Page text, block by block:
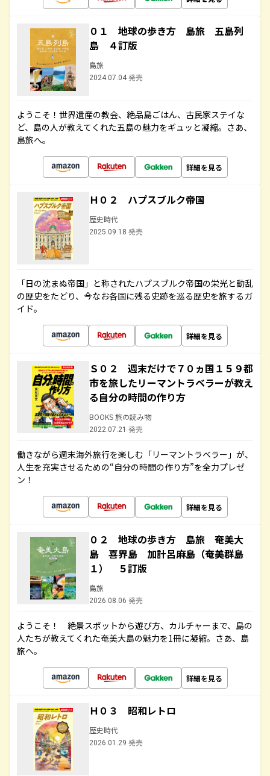
０１ 地球の歩き方 島旅 五島列
島 ４訂版
島旅
2024.07.04 発売
ようこそ！世界遺産の教会、絶品島ごはん、古民家ステイな
ど、島の人が教えてくれた五島の魅力をギュッと凝縮。さあ、
島旅へ。
詳細を見る
Ｈ０２ ハプスブルク帝国
歴史時代
2025.09.18 発売
「日の沈まぬ帝国」と称されたハプスブルク帝国の栄光と動乱
の歴史をたどり、今なお各国に残る史跡を巡る歴史を旅するガ
イド。
詳細を見る
Ｓ０２ 週末だけで７０ヵ国１５９都
市を旅したリーマントラベラーが教え
る自分の時間の作り方
BOOKS 旅の読み物
2022.07.21 発売
働きながら週末海外旅行を楽しむ「リーマントラベラー」が、
人生を充実させるための“自分の時間の作り方”を全力プレゼ
ン！
詳細を見る
０２ 地球の歩き方 島旅 奄美大
島 喜界島 加計呂麻島（奄美群島
１） ５訂版
島旅
2026.08.06 発売
ようこそ！ 絶景スポットから遊び方、カルチャーまで、島の
人たちが教えてくれた奄美大島の魅力を1冊に凝縮。さあ、島
旅へ。
詳細を見る
Ｈ０３ 昭和レトロ
歴史時代
2026.01.29 発売